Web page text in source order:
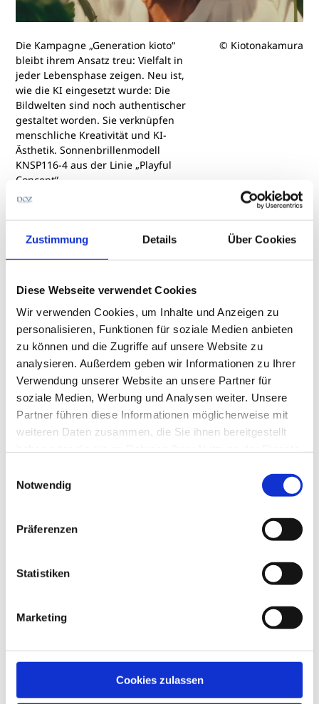
Zustimmung Details Über Cookies
Diese Webseite verwendet Cookies
Wir verwenden Cookies, um Inhalte und Anzeigen zu
personalisieren, Funktionen für soziale Medien anbieten
zu können und die Zugriffe auf unsere Website zu
analysieren. Außerdem geben wir Informationen zu Ihrer
Verwendung unserer Website an unsere Partner für
soziale Medien, Werbung und Analysen weiter. Unsere
Partner führen diese Informationen möglicherweise mit
weiteren Daten zusammen, die Sie ihnen bereitgestellt
Notwendig
Präferenzen
Statistiken
Marketing
Cookies zulassen
Die Kampagne „Generation kioto“
bleibt ihrem Ansatz treu: Vielfalt in
jeder Lebensphase zeigen. Neu ist,
wie die KI eingesetzt wurde: Die
Bildwelten sind noch authentischer
gestaltet worden. Sie verknüpfen
menschliche Kreativität und KI-
Ästhetik. Sonnenbrillenmodell
KNSP116-4 aus der Linie „Playful
Concept“
© Kiotonakamura
Künstliche Intelligenz als kreativer
Partner
„Der Kussmund ist ein Ausdruck von Liebe, ein
Sinnlichkeit. Wir möchten die Liebe, mit der wir die
Produkte entwickeln, auch an unsere Kundinnen
vermitteln.“ Im Geschäft bietet dieses Detail eine
hervorragende Gesprächsgrundlage: Es ist auffällig,
sinnlich und wird sofort mit dem Label verbunden.
Die Werbekampagne „Generation Kioto“ überträgt
die Philosophie in die Bildwelt.
Zeichen: Schönheit kennt kein Geburtsjahr.
klassische Fotografie und künstliche Intelligenz
verbindet. Creative Director Sieglinde Muehlwisch
erklären: „Wir setzen Künstliche Intelligenz weiterhin
gezielt als kreativen Partner ein – nicht als Ersatz,
sondern als Erweiterung unseres Handwerks. Sie
agiert wie ein digitaler Künstler – sie führt den Pinsel,